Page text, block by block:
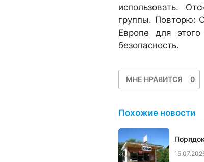
использовать.
группы. Повторю:
Европе для
безопасность.
МНЕ НРАВИТСЯ 0
Похожие новости